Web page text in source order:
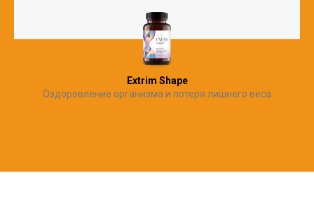
Extrim Shape
Оздоровление организма и потеря лишнего веса